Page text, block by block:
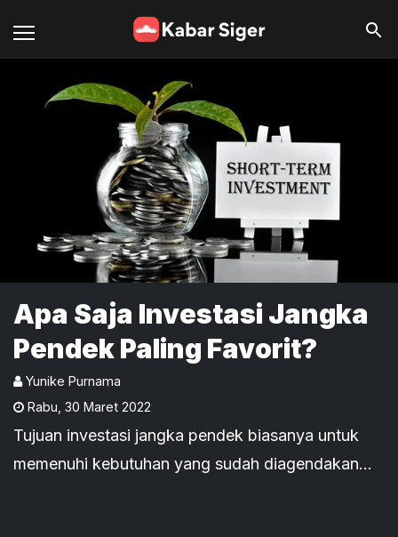
Apa Saja Investasi Jangka
Pendek Paling Favorit?
Yunike Purnama
Rabu 30 Maret 2022
Tujuan investasi jangka pendek biasanya untuk
memenuhi kebutuhan yang sudah diagendakan